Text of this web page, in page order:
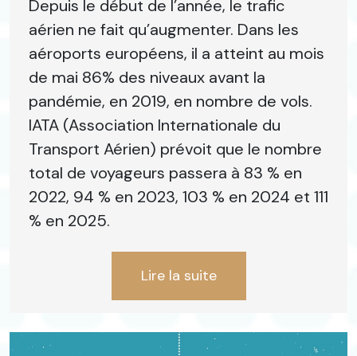
Depuis le début de l’année, le trafic
aérien ne fait qu’augmenter. Dans les
aéroports européens, il a atteint au mois
de mai 86% des niveaux avant la
pandémie, en 2019, en nombre de vols.
IATA (Association Internationale du
Transport Aérien) prévoit que le nombre
total de voyageurs passera à 83 % en
2022, 94 % en 2023, 103 % en 2024 et 111
% en 2025.
Lire la suite